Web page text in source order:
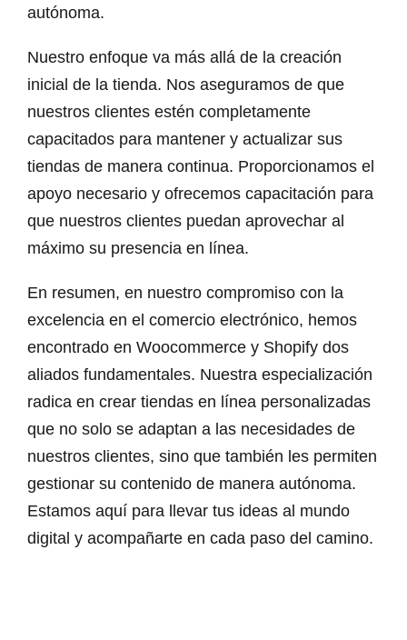
autónoma.
Nuestro enfoque va más allá de la creación
inicial de la tienda. Nos aseguramos de que
nuestros clientes estén completamente
capacitados para mantener y actualizar sus
tiendas de manera continua. Proporcionamos el
apoyo necesario y ofrecemos capacitación para
que nuestros clientes puedan aprovechar al
máximo su presencia en línea.
En resumen, en nuestro compromiso con la
excelencia en el comercio electrónico, hemos
encontrado en Woocommerce y Shopify dos
aliados fundamentales. Nuestra especialización
radica en crear tiendas en línea personalizadas
que no solo se adaptan a las necesidades de
nuestros clientes, sino que también les permiten
gestionar su contenido de manera autónoma.
Estamos aquí para llevar tus ideas al mundo
digital y acompañarte en cada paso del camino.